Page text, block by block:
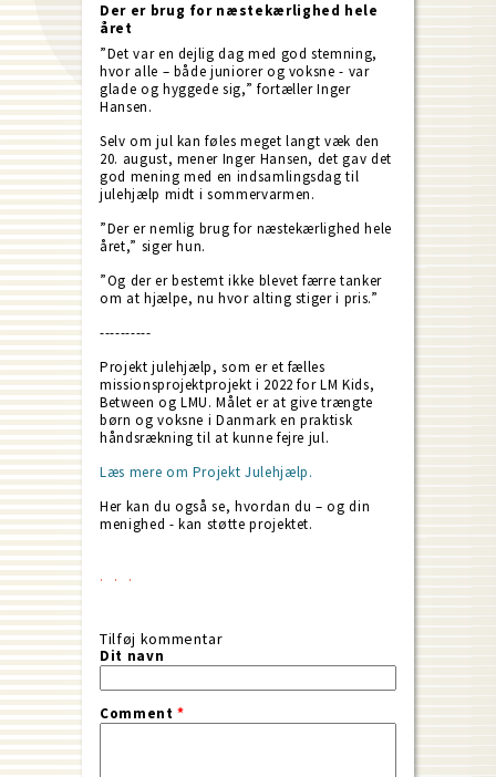
Der er brug for næstekærlighed hele
året
”Det var en dejlig dag med god stemning,
hvor alle – både juniorer og voksne - var
glade og hyggede sig,” fortæller Inger
Hansen.
Selv om jul kan føles meget langt væk den
20. august, mener Inger Hansen, det gav det
god mening med en indsamlingsdag til
julehjælp midt i sommervarmen.
”Der er nemlig brug for næstekærlighed hele
året,” siger hun.
”Og der er bestemt ikke blevet færre tanker
om at hjælpe, nu hvor alting stiger i pris.”
----------
Projekt julehjælp, som er et fælles
missionsprojektprojekt i 2022 for LM Kids,
Between og LMU. Målet er at give trængte
børn og voksne i Danmark en praktisk
håndsrækning til at kunne fejre jul.
Læs mere om Projekt Julehjælp.
Her kan du også se, hvordan du – og din
menighed - kan støtte projektet.
Tilføj kommentar
Dit navn
Comment*